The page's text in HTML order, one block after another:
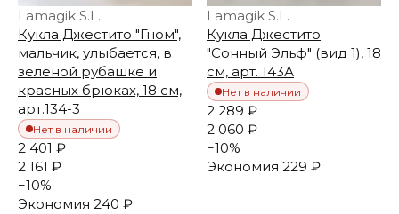
Lamagik S.L.
Кукла Джестито "Гном",
мальчик, улыбается, в
зеленой рубашке и
красных брюках, 18 см,
арт.134-3
Нет в наличии
2 401 ₽
2 161 ₽
−10%
Экономия 240 ₽
Lamagik S.L.
Кукла Джестито
"Сонный Эльф" (вид 1), 18
см, арт. 143А
Нет в наличии
2 289 ₽
2 060 ₽
−10%
Экономия 229 ₽